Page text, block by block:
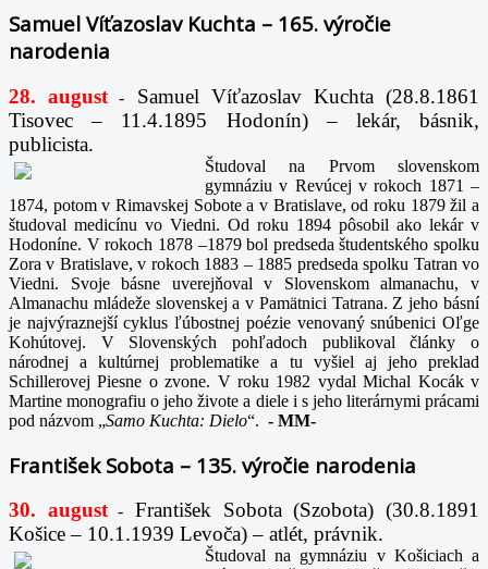
Samuel Víťazoslav Kuchta – 165. výročie
narodenia
28. august -
Samuel Víťazoslav Kuchta (28.8.1861
Tisovec – 11.4.1895 Hodonín) – lekár, básnik,
publicista.
Študoval na Prvom slovenskom
gymnáziu v Revúcej v rokoch 1871 –
1874, potom v Rimavskej Sobote a v Bratislave, od roku 1879 žil a
študoval medicínu vo Viedni. Od roku 1894 pôsobil ako lekár v
Hodoníne. V rokoch 1878 –1879 bol predseda študentského spolku
Zora v Bratislave, v rokoch 1883 – 1885 predseda spolku Tatran vo
Viedni. Svoje básne uverejňoval v Slovenskom almanachu, v
Almanachu mládeže slovenskej a v Pamätnici Tatrana. Z jeho básní
je najvýraznejší cyklus ľúbostnej poézie venovaný snúbenici Oľge
Kohútovej. V Slovenských pohľadoch publikoval články o
národnej a kultúrnej problematike a tu vyšiel aj jeho preklad
Schillerovej Piesne o zvone. V roku 1982 vydal Michal Kocák v
Martine monografiu o jeho živote a diele i s jeho literárnymi prácami
pod názvom „Samo Kuchta: Dielo“. - MM-
František Sobota – 135. výročie narodenia
30. august-
František Sobota (Szobota) (30.8.1891
Košice – 10.1.1939 Levoča) – atlét, právnik.
Študoval na gymnáziu v Košiciach a